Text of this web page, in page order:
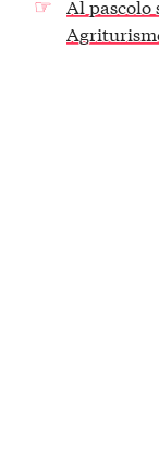
Al pascolo